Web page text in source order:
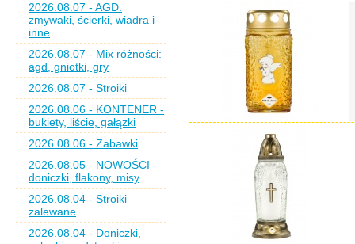
2026.08.07 - AGD:
zmywaki, ścierki, wiadra i
inne
2026.08.07 - Mix różności:
agd, gniotki, gry
2026.08.07 - Stroiki
2026.08.06 - KONTENER -
bukiety, liście, gałązki
2026.08.06 - Zabawki
2026.08.05 - NOWOŚCI -
doniczki, flakony, misy
2026.08.04 - Stroiki
zalewane
2026.08.04 - Doniczki,